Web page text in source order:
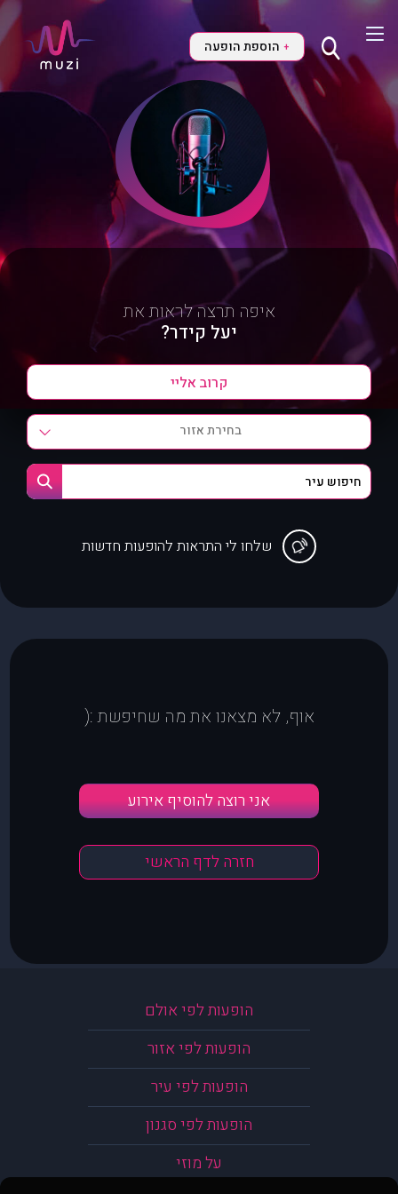
+ הוספת הופעה
איפה תרצה לראות את
יעל קידר?
בחירת אזור
שלחו לי התראות להופעות חדשות
אוף, לא מצאנו את מה שחיפשת :(
אני רוצה להוסיף אירוע
חזרה לדף הראשי
הופעות לפי אולם
הופעות לפי אזור
הופעות לפי עיר
הופעות לפי סגנון
על מוזי